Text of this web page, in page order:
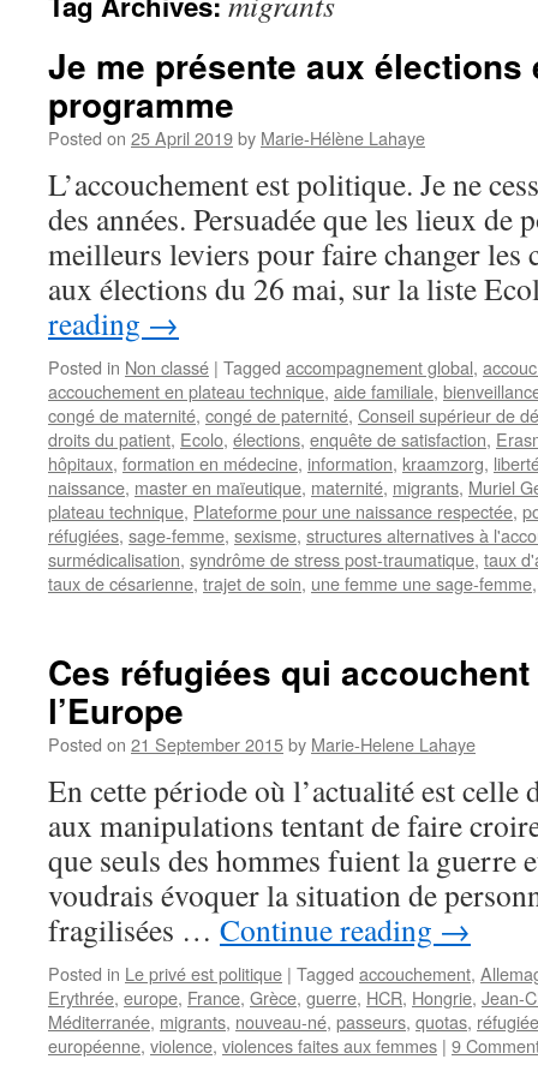
Je me présente aux élections
programme
Posted on 25 April 2019by Marie-Hélène Lahaye
L’accouchement est politique. Je ne
des années. Persuadée que les lieux de
meilleurs leviers pour faire changer les
aux élections du 26 mai, sur la liste
reading →
Posted in Non classé | Tagged accompagnement global,
accouchement en plateau technique, aide familiale,
congé de maternité, congé de paternité, Conseil supérieur de
droits du patient, Ecolo, élections, enquête de satisfaction,
hôpitaux, formation en médecine, information, kraamzorg,
naissance, master en maïeutique, maternité, migrants, Muriel
plateau technique, Plateforme pour une naissance respectée,
réfugiées, sage-femme, sexisme, structures alternatives à
surmédicalisation, syndrôme de stress post-traumatique, taux
taux de césarienne, trajet de soin, une femme une sage-femme
Ces réfugiées qui
l’Europe
Posted on 21 September 2015by Marie-Helene Lahaye
En cette période où l’actualité est celle
aux manipulations tentant de faire
que seuls des hommes fuient la guerre
voudrais évoquer la situation de
fragilisées … Continue reading →
Posted in Le privé est politique | Tagged accouchement,
Erythrée, europe, France, Grèce, guerre, HCR, Hongrie, Jean-
Méditerranée, migrants, nouveau-né, passeurs, quotas,
européenne, violence, violences faites aux femmes | 9